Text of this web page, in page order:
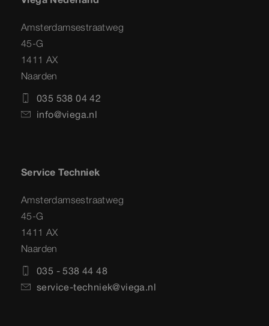
Amsterdamsestraatweg
45-G
1411 AX
Naarden
035 538 04 42
info@viega.nl
Service Techniek
Amsterdamsestraatweg
45-G
1411 AX
Naarden
035 - 538 44 48
service-techniek@viega.nl